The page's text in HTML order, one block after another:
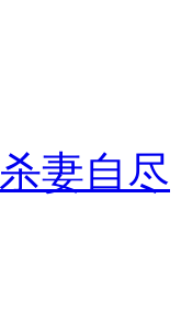
妻自尽